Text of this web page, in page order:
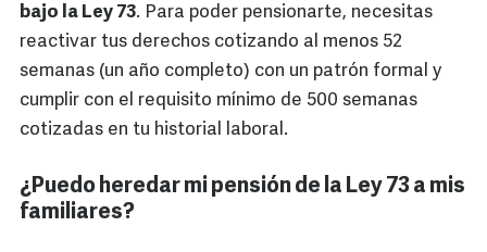
bajo la Ley 73. Para poder pensionarte, necesitas
reactivar tus derechos cotizando al menos 52
semanas (un año completo) con un patrón formal y
cumplir con el requisito mínimo de 500 semanas
cotizadas en tu historial laboral.
¿Puedo heredar mi pensión de la Ley 73 a mis
familiares?